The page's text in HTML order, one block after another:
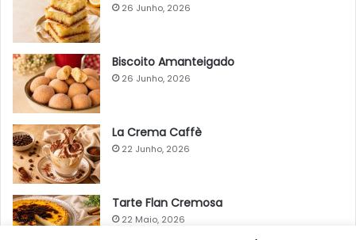
26 Junho, 2026
Biscoito Amanteigado
26 Junho, 2026
La Crema Caffè
22 Junho, 2026
Tarte Flan Cremosa
22 Maio, 2026